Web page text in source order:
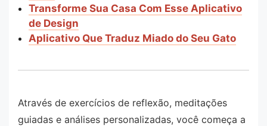
Transforme Sua Casa Com Esse Aplicativo
de Design
Aplicativo Que Traduz Miado do Seu Gato
Através de exercícios de reflexão, meditações
guiadas e análises personalizadas, você começa a